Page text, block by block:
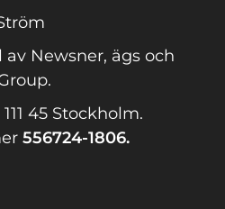
Newsner, ägs och
45 Stockholm.
556724-1806.